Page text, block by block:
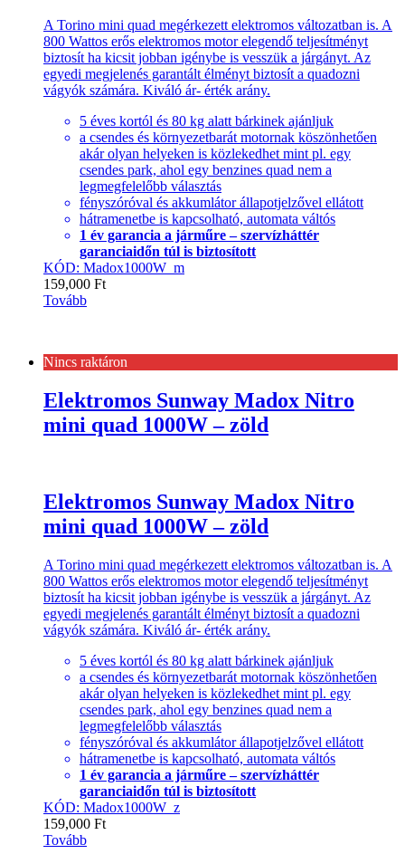
A Torino mini quad megérkezett elektromos változatban is. A
800 Wattos erős elektromos motor elegendő teljesítményt
biztosít ha kicsit jobban igénybe is vesszük a járgányt. Az
egyedi megjelenés garantált élményt biztosít a quadozni
vágyók számára. Kiváló ár- érték arány.
5 éves kortól és 80 kg alatt bárkinek ajánljuk
a csendes és környezetbarát motornak köszönhetően
akár olyan helyeken is közlekedhet mint pl. egy
csendes park, ahol egy benzines quad nem a
legmegfelelőbb választás
fényszóróval és akkumlátor állapotjelzővel ellátott
hátramenetbe is kapcsolható, automata váltós
1 év garancia a járműre – szervízháttér
garanciaidőn túl is biztosított
KÓD: Madox1000W_m
159,000 Ft
Tovább
Nincs raktáron
Elektromos Sunway Madox Nitro
mini quad 1000W – zöld
Elektromos Sunway Madox Nitro
mini quad 1000W – zöld
A Torino mini quad megérkezett elektromos változatban is. A
800 Wattos erős elektromos motor elegendő teljesítményt
biztosít ha kicsit jobban igénybe is vesszük a járgányt. Az
egyedi megjelenés garantált élményt biztosít a quadozni
vágyók számára. Kiváló ár- érték arány.
5 éves kortól és 80 kg alatt bárkinek ajánljuk
a csendes és környezetbarát motornak köszönhetően
akár olyan helyeken is közlekedhet mint pl. egy
csendes park, ahol egy benzines quad nem a
legmegfelelőbb választás
fényszóróval és akkumlátor állapotjelzővel ellátott
hátramenetbe is kapcsolható, automata váltós
1 év garancia a járműre – szervízháttér
garanciaidőn túl is biztosított
KÓD: Madox1000W_z
159,000 Ft
Tovább